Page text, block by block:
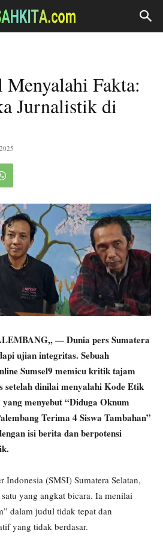
Fakta:
Jurnalistik di
— Dunia pers Sumatera
ujian integritas. Sebuah
Sumsel9 memicu kritik tajam
setelah dinilai menyalahi Kode Etik
menyebut “Diduga Oknum
Terima 4 Siswa Tambahan”
isi berita dan berpotensi
Indonesia (SMSI) Sumatera Selatan,
yang angkat bicara. Ia menilai
dalam judul tidak tepat dan
yang tidak berdasar.